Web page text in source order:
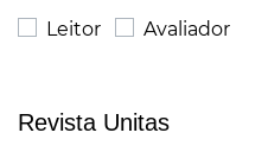
Leitor Avaliador
Revista Unitas